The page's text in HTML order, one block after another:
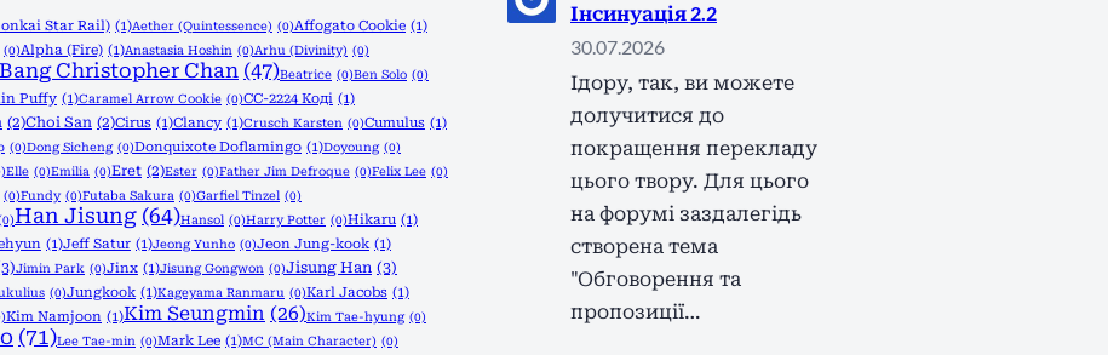
Star Rail) (1)Aether (Quintessence) (0)Affogato Cookie (1)
(0)Alpha (Fire) (1)Anastasia Hoshin (0)Arhu (Divinity) (0)
Bang Christopher Chan (47)Beatrice (0)Ben Solo (0)
Puffy (1)Caramel Arrow Cookie (0)CC-2224 Коді (1)
(2)Choi San (2)Cirus (1)Clancy (1)Crusch Karsten (0)Cumulus (1)
(0)Dong Sicheng (0)Donquixote Doflamingo (1)Doyoung (0)
Elle (0)Emilia (0)Eret (2)Ester (0)Father Jim Defroque (0)Felix Lee (0)
(0)Fundy (0)Futaba Sakura (0)Garfiel Tinzel (0)
Han Jisung (64)Hansol (0)Harry Potter (0)Hikaru (1)
(1)Jeff Satur (1)Jeong Yunho (0)Jeon Jung-kook (1)
Jimin Park (0)Jinx (1)Jisung Gongwon (0)Jisung Han (3)
(0)Jungkook (1)Kageyama Ranmaru (0)Karl Jacobs (1)
Kim Namjoon (1)Kim Seungmin (26)Kim Tae-hyung (0)
(71)Lee Tae-min (0)Mark Lee (1)MC (Main Character) (0)
Інсинуація 2.2
30.07.2026
Ідору, так, ви можете
долучитися до
покращення перекладу
цього твору. Для цього
на форумі заздалегідь
створена тема
"Обговорення та
пропозиції…